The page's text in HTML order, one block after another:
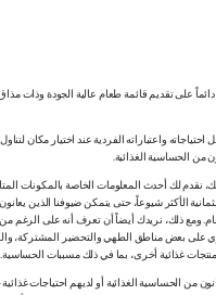
على تقديم قائمة طعام عالية الجودة وذات
واعتباراته الفردية عند اختيار مكان
من الحساسية الغذائية.
نقدم لك أحدث المعلومات الخاصة بالمكونات
الأكثر شيوعاً، حتى يتمكن ضيوفنا الذين
ومع ذلك، نريدك أيضاً أن تعرف أنه على الرغم من
على بعض مناطق الطهي والتحضير المشتركة،
منتجات غذائية أخرى، بما في ذلك مسببات الحساسية.
من الحساسية الغذائية أو لديهم احتياجات